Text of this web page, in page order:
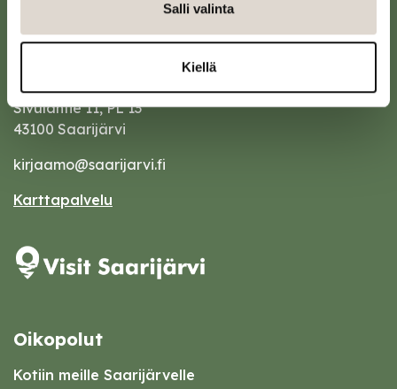
Salli valinta
Kiellä
Saarijärven kaupunki
Sivulantie 11, PL 13
43100 Saarijärvi
kirjaamo@saarijarvi.fi
Karttapalvelu
Oikopolut
Kotiin meille Saarijärvelle